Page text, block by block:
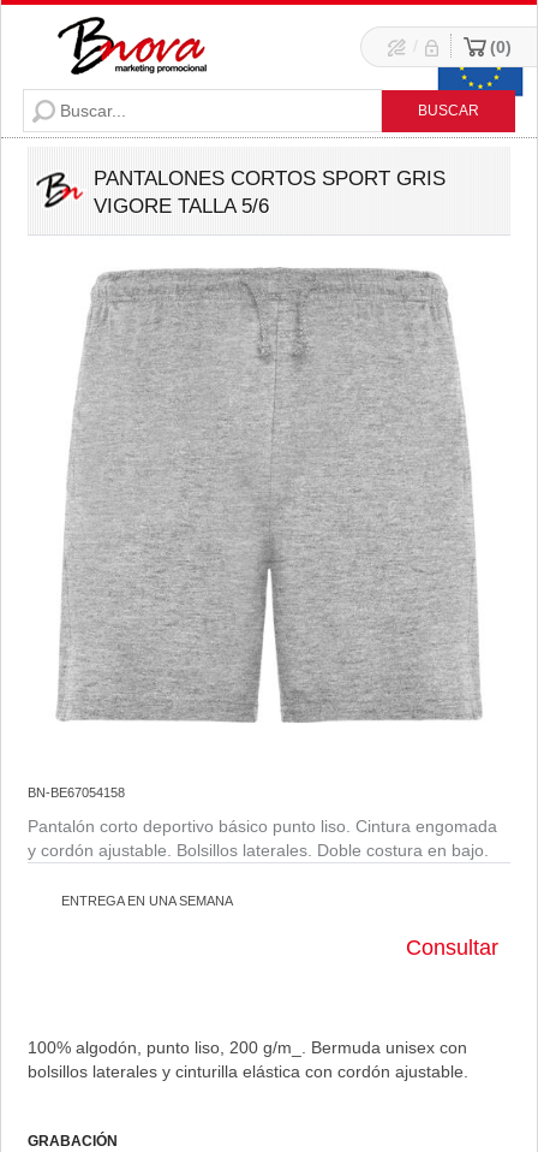
/ 0
PANTALONES CORTOS SPORT GRIS
VIGORE TALLA 5/6
BN-BE67054158
Pantalón corto deportivo básico punto liso. Cintura engomada
y cordón ajustable. Bolsillos laterales. Doble costura en bajo.
ENTREGA EN UNA SEMANA
Consultar
100% algodón, punto liso, 200 g/m_. Bermuda unisex con
bolsillos laterales y cinturilla elástica con cordón ajustable.
GRABACIÓN